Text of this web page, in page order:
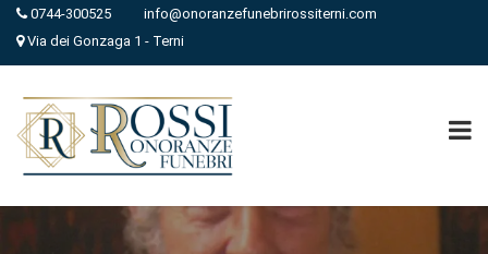
0744-300525
info@onoranzefunebrirossiterni.com
Via dei Gonzaga 1 - Terni